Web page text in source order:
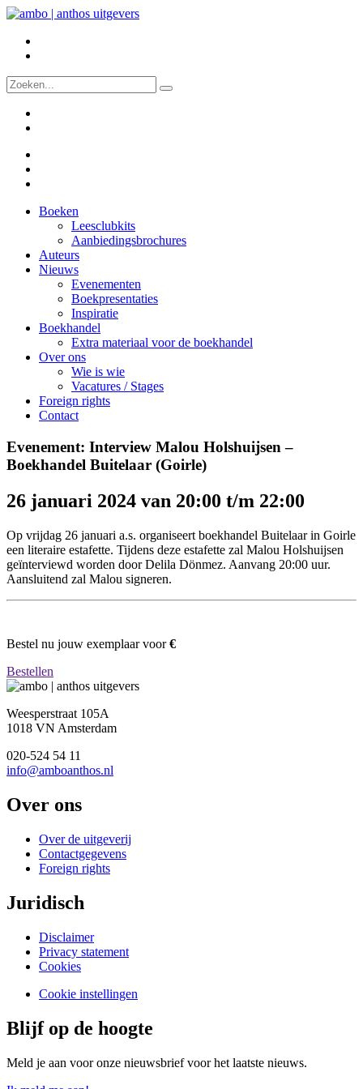
Boeken
Leesclubkits
Aanbiedingsbrochures
Auteurs
Nieuws
Evenementen
Boekpresentaties
Inspiratie
Boekhandel
Extra materiaal voor de boekhandel
Over ons
Wie is wie
Vacatures / Stages
Foreign rights
Contact
Evenement: Interview Malou Holshuijsen –
Boekhandel Buitelaar (Goirle)
26 januari 2024 van 20:00 t/m 22:00
Op vrijdag 26 januari a.s. organiseert boekhandel Buitelaar in Goirle
een literaire estafette. Tijdens deze estafette zal Malou Holshuijsen
geïnterviewd worden door Delila Dönmez. Aanvang 20:00 uur.
Aansluitend zal Malou signeren.
Bestel nu jouw exemplaar voor€
Bestellen
Weesperstraat 105A
1018 VN Amsterdam
020-524 54 11
info@amboanthos.nl
Over ons
Over de uitgeverij
Contactgegevens
Foreign rights
Juridisch
Disclaimer
Privacy statement
Cookies
Cookie instellingen
Blijf op de hoogte
Meld je aan voor onze nieuwsbrief voor het laatste nieuws.